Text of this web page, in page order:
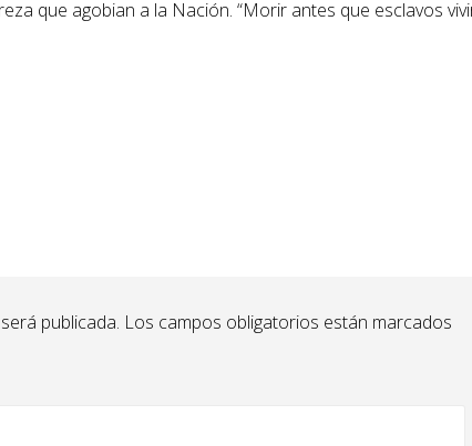
que agobian a la Nación. “Morir antes que esclavos
publicada. Los campos obligatorios están marcados